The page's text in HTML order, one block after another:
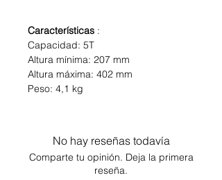
Características :
Capacidad: 5T
Altura mínima: 207 mm
Altura máxima: 402 mm
Peso: 4,1 kg
No hay reseñas todavía
Comparte tu opinión. Deja la primera
reseña.